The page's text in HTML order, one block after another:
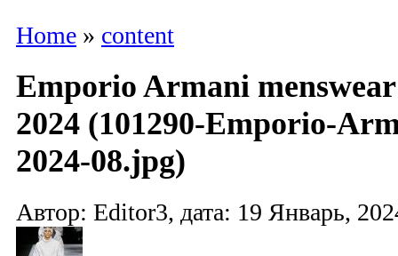
Home » content
Emporio Armani
2024 (101290-Emporio-
2024-08.jpg)
Автор: Editor3, дата: 19 Январь,